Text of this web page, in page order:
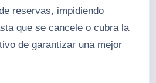
reservas, impidiendo
que se cancele o cubra la
de garantizar una mejor